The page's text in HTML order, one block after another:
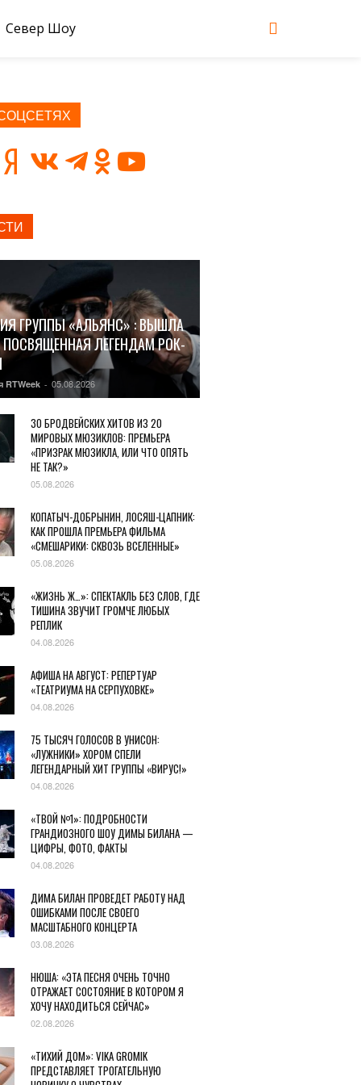
Север Шоу
ГРУППЫ «АЛЬЯНС» : ВЫШЛА
ПОСВЯЩЕННАЯ ЛЕГЕНДАМ РОК-
RTWeek - 05.08.2026
30 БРОДВЕЙСКИХ ХИТОВ ИЗ 20
МИРОВЫХ МЮЗИКЛОВ: ПРЕМЬЕРА
«ПРИЗРАК МЮЗИКЛА, ИЛИ ЧТО ОПЯТЬ
НЕ ТАК?»
05.08.2026
КОПАТЫЧ-ДОБРЫНИН, ЛОСЯШ-ЦАПНИК:
КАК ПРОШЛА ПРЕМЬЕРА ФИЛЬМА
«СМЕШАРИКИ: СКВОЗЬ ВСЕЛЕННЫЕ»
05.08.2026
«ЖИЗНЬ Ж…»: СПЕКТАКЛЬ БЕЗ СЛОВ, ГДЕ
ТИШИНА ЗВУЧИТ ГРОМЧЕ ЛЮБЫХ
РЕПЛИК
04.08.2026
АФИША НА АВГУСТ: РЕПЕРТУАР
«ТЕАТРИУМА НА СЕРПУХОВКЕ»
04.08.2026
75 ТЫСЯЧ ГОЛОСОВ В УНИСОН:
«ЛУЖНИКИ» ХОРОМ СПЕЛИ
ЛЕГЕНДАРНЫЙ ХИТ ГРУППЫ «ВИРУС!»
04.08.2026
«ТВОЙ №1»: ПОДРОБНОСТИ
ГРАНДИОЗНОГО ШОУ ДИМЫ БИЛАНА —
ЦИФРЫ, ФОТО, ФАКТЫ
04.08.2026
ДИМА БИЛАН ПРОВЕДЕТ РАБОТУ НАД
ОШИБКАМИ ПОСЛЕ СВОЕГО
МАСШТАБНОГО КОНЦЕРТА
03.08.2026
НЮША: «ЭТА ПЕСНЯ ОЧЕНЬ ТОЧНО
ОТРАЖАЕТ СОСТОЯНИЕ В КОТОРОМ Я
ХОЧУ НАХОДИТЬСЯ СЕЙЧАС»
02.08.2026
«ТИХИЙ ДОМ»: VIKA GROMIK
ПРЕДСТАВЛЯЕТ ТРОГАТЕЛЬНУЮ